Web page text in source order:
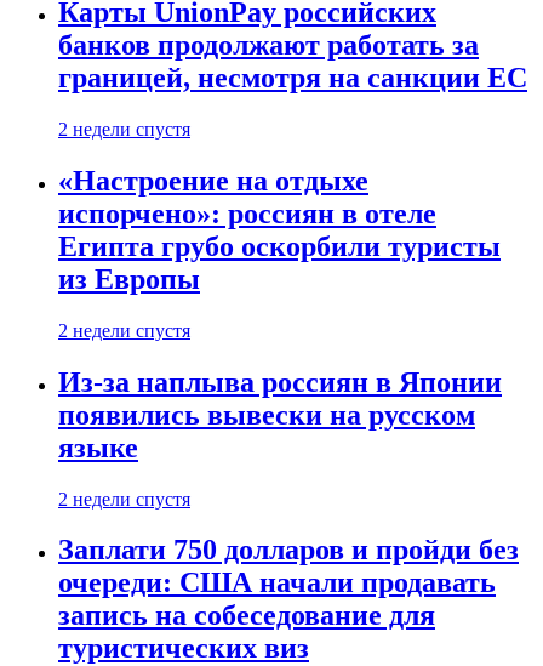
Карты UnionPay российских
банков продолжают работать за
границей, несмотря на санкции ЕС
2 недели спустя
«Настроение на отдыхе
испорчено»: россиян в отеле
Египта грубо оскорбили туристы
из Европы
2 недели спустя
Из-за наплыва россиян в Японии
появились вывески на русском
языке
2 недели спустя
Заплати 750 долларов и пройди без
очереди: США начали продавать
запись на собеседование для
туристических виз